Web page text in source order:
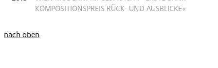
KOMPOSITIONSPREIS RÜCK- UND AUSBLICKE«
nach oben